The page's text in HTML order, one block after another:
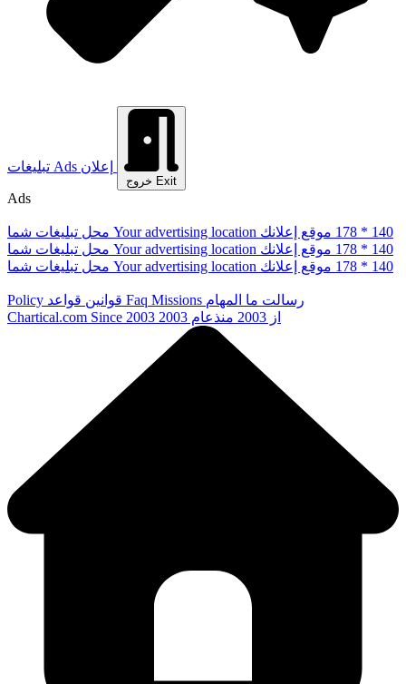
تبلیغات Ads
خروج Exit
Ads
محل تبلیغات شما Your advertising location موقع إعلانك 178 * 140
محل تبلیغات شما Your advertising location موقع إعلانك 178 * 140
محل تبلیغات شما Your advertising location موقع إعلانك 178 * 140
Policy قوانین قواعد Faq Missions رسالت ما المهام
Chartical.com Since 2003 از 2003 منذعام 2003